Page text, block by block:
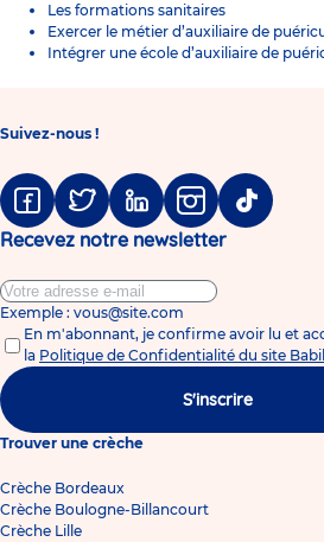
Les formations sanitaires
Exercer le métier d’auxiliaire de
Intégrer une école d’auxiliaire de
Suivez-nous !
FacebookTwitter LinkedinInstagramTiktok
Recevez notre newsletter
Exemple : vous@site.com
En m'abonnant, je confirme avoir lu et
la Politique de Confidentialité du site
S'inscrire
Trouver une crèche
Crèche Bordeaux
Crèche Boulogne-Billancourt
Crèche Lille